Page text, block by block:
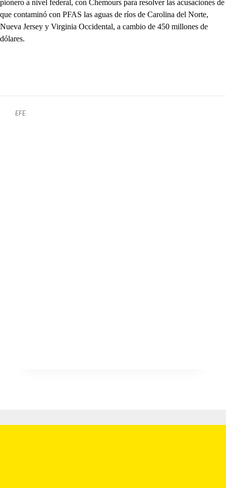
pionero a nivel federal, con Chemours para resolver las acusaciones de
que contaminó con PFAS las aguas de ríos de Carolina del Norte,
Nueva Jersey y Virginia Occidental, a cambio de 450 millones de
dólares.
EFE